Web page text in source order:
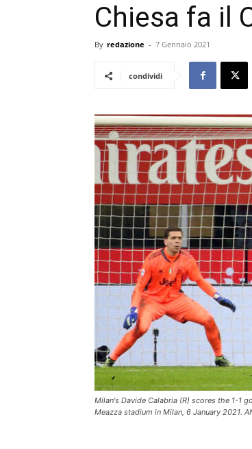
Chiesa fa il
By redazione - 7 Gennaio 2021
condividi
Milan's Davide Calabria (R) scores the 1-1
Meazza stadium in Milan, 6 January 2021.